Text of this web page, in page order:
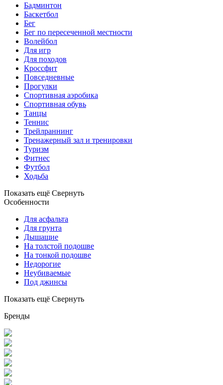
Бадминтон
Баскетбол
Бег
Бег по пересеченной местности
Волейбол
Для игр
Для походов
Кроссфит
Повседневные
Прогулки
Спортивная аэробика
Спортивная обувь
Танцы
Теннис
Трейлраннинг
Тренажерный зал и тренировки
Туризм
Фитнес
Футбол
Ходьба
Показать ещё Свернуть
Особенности
Для асфальта
Для грунта
Дышащие
На толстой подошве
На тонкой подошве
Недорогие
Неубиваемые
Под джинсы
Показать ещё Свернуть
Бренды